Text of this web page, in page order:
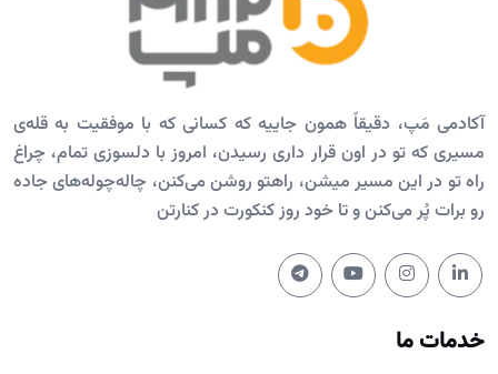
آکادمی مَپ، دقیقاً همون جاییه که کسانی که با موفقیت به قله‌ی
مسیری که تو در اون قرار داری رسیدن، امروز با دلسوزی تمام، چراغ
راه تو در این مسیر میشن، راهتو روشن می‌کنن، چاله‌چوله‌های جاده
رو برات پُر می‌کنن و تا خود روز کنکورت در کنارتن
خدمات ما